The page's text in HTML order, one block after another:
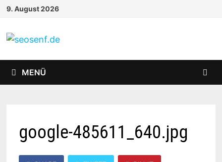
Zurück
Inhalt
9. August 2026
MENÜ
google-485611_640.jpg